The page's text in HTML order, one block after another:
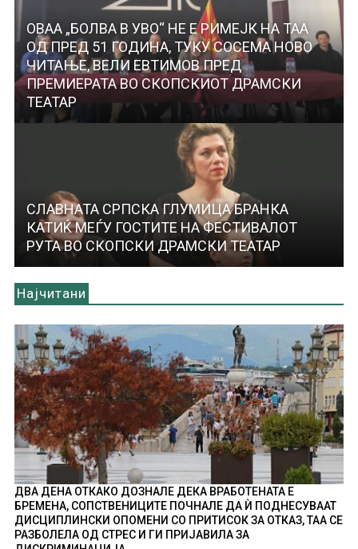
ОВАА „БОЛВА В УВО“ НЕ Е РИМЕЈК НА ТАА
ОД ПРЕД 51 ГОДИНА, ТУКУ СОСЕМА НОВО
ЧИТАЊЕ, ВЕЛИ ЕВТИМОВ ПРЕД
ПРЕМИЕРАТА ВО СКОПСКИОТ ДРАМСКИ
ТЕАТАР
СЛАВНАТА СРПСКА ГЛУМИЦА БРАНКА
КАТИЌ МЕЃУ ГОСТИТЕ НА ФЕСТИВАЛОТ
РУТА ВО СКОПСКИ ДРАМСКИ ТЕАТАР
Најчитани
ДВА ДЕНА ОТКАКО ДОЗНАЛЕ ДЕКА ВРАБОТЕНАТА Е
БРЕМЕНА, СОПСТВЕНИЦИТЕ ПОЧНАЛЕ ДА Ѝ ПОДНЕСУВААТ
ДИСЦИПЛИНСКИ ОПОМЕНИ СО ПРИТИСОК ЗА ОТКАЗ, ТАА СЕ
РАЗБОЛЕЛА ОД СТРЕС И ГИ ПРИЈАВИЛА ЗА